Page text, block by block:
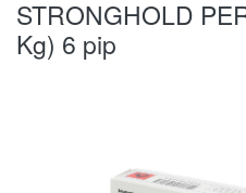
STRONGHOLD
Kg) 6 pip